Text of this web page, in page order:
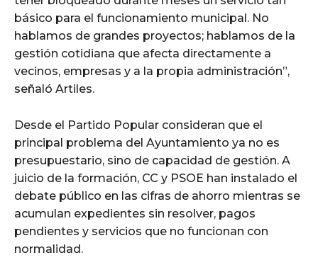
básico para el funcionamiento municipal. No
hablamos de grandes proyectos; hablamos de la
gestión cotidiana que afecta directamente a
vecinos, empresas y a la propia administración”,
señaló Artiles.
Desde el Partido Popular consideran que el
principal problema del Ayuntamiento ya no es
presupuestario, sino de capacidad de gestión. A
juicio de la formación, CC y PSOE han instalado el
debate público en las cifras de ahorro mientras se
acumulan expedientes sin resolver, pagos
pendientes y servicios que no funcionan con
normalidad.